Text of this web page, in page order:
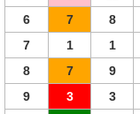
6
7 8
7
1 1
8
7 9
9
3 3